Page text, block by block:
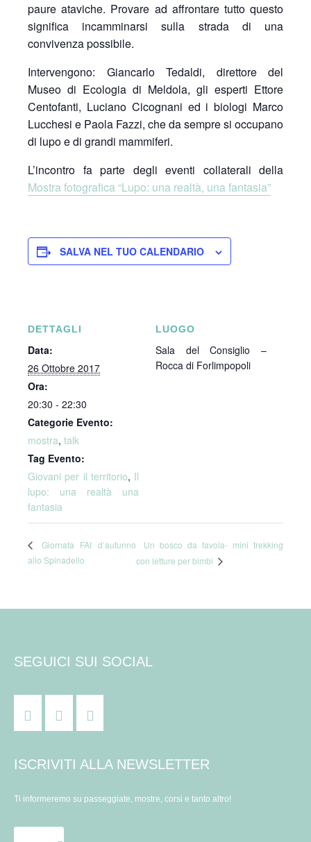
paure ataviche. Provare ad affrontare tutto questo
significa incamminarsi sulla strada di una
convivenza possibile.
Intervengono: Giancarlo Tedaldi, direttore del
Museo di Ecologia di Meldola, gli esperti Ettore
Centofanti, Luciano Cicognani ed i biologi Marco
Lucchesi e Paola Fazzi, che da sempre si occupano
di lupo e di grandi mammiferi.
L’incontro fa parte degli eventi collaterali della
Mostra fotografica “Lupo: una realtà, una fantasia”
SALVA NEL TUO CALENDARIO
DETTAGLI
Data:
26 Ottobre 2017
Ora:
20:30 - 22:30
Categorie Evento:
mostra, talk
Tag Evento:
Giovani per il territorio, Il
lupo: una realtà una
fantasia
LUOGO
Sala del Consiglio –
Rocca di Forlimpopoli
Giornata FAI d’autunno
allo Spinadello
Un bosco da favola- mini trekking
con letture per bimbi
SEGUICI SUI SOCIAL
ISCRIVITI ALLA NEWSLETTER
Ti informeremo su passeggiate, mostre, corsi e tanto altro!